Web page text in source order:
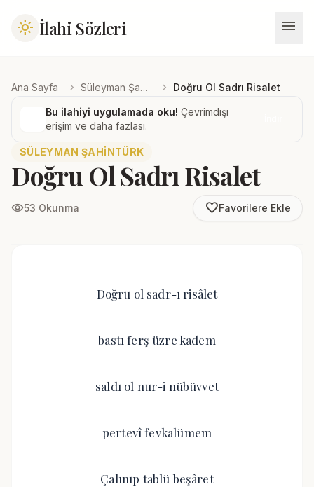
light_mode İlahi Sözleri menu
Ana Sayfa chevron_right Süleyman Şahintürk chevron_right Doğru Ol Sadrı Risalet
Bu ilahiyi uygulamada oku! Çevrimdışı
erişim ve daha fazlası.
SÜLEYMAN ŞAHINTÜRK
Doğru Ol Sadrı Risalet
visibility53 Okunma favorite_borderFavorilere Ekle
Doğru ol sadr-ı risâlet
bastı ferş üzre kadem
saldı ol nur-i nübüvvet
pertevî fevkalümem
Çalınıp tablü beşâret